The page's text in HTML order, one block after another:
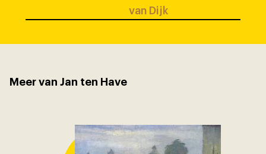
van Dijk
Meer van Jan ten Have